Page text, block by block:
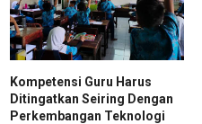
Kompetensi Guru Harus
Ditingatkan Seiring Dengan
Perkembangan Teknologi